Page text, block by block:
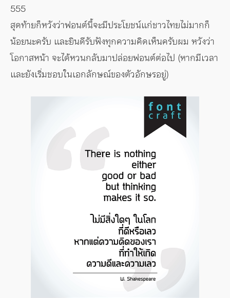
555
สุดท้ายก็หวังว่าฟอนต์นี้จะมีประโยชน์แก่ชาวไทยไม่มากก็
น้อยนะครับ และยินดีรับฟังทุกความคิดเห็นครับผม หวังว่า
โอกาสหน้า จะได้หวนกลับมาปล่อยฟอนต์ต่อไป (หากมีเวลา
และยังเริ่มชอบในเอกลักษณ์ของตัวอักษรอยู่)